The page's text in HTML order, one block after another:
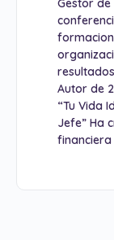
Autor de
“Tu Vida
Jefe” Ha
financiera